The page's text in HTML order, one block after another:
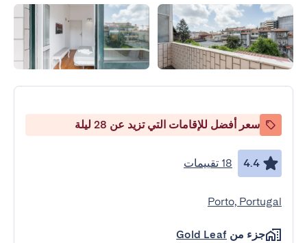
سعر أفضل للإقامات التي تزيد عن 28 ليلة
4.4 18 تقييمات
Porto, Portugal
جزء من Gold Leaf